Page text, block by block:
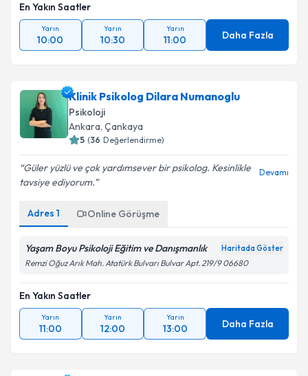
En Yakın Saatler
Yarın
10:00
Yarın
10:30
Yarın
11:00 Daha Fazla
Klinik Psikolog Dilara Numanoglu
Psikoloji
Ankara, Çankaya
5 (36 Değerlendirme)
Güler yüzlü ve çok yardımsever bir psikolog. Kesinlikle
tavsiye ediyorum.
Devamı
Adres 1 Online Görüşme
Yaşam Boyu Psikoloji Eğitim ve Danışmanlık Haritada Göster
Remzi Oğuz Arık Mah. Atatürk Bulvarı Bulvar Apt. 219/9 06680
En Yakın Saatler
Yarın
11:00
Yarın
12:00
Yarın
13:00 Daha Fazla